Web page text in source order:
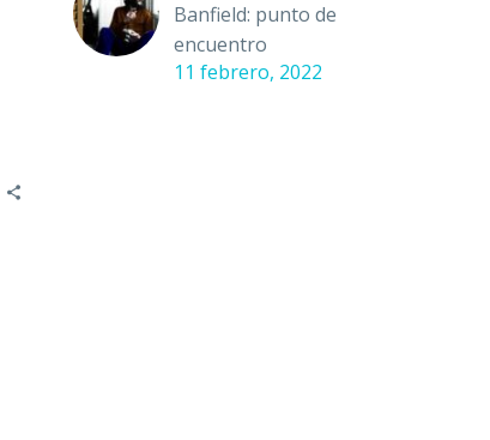
Banfield: punto de
encuentro
11 febrero, 2022